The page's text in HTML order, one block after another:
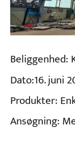
Beliggenhed:
Dato:16. juni
Produkter:
Ansøgning: